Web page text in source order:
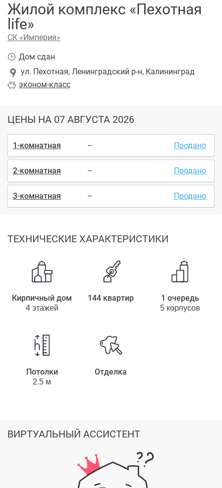
Жилой комплекс «Пехотная
life»
СК «Империя»
эконом-класс
ул. Пехотная, Ленинградский р-н, Калининград
Дом сдан
ЦЕНЫ НА 07 АВГУСТА 2026
1-комнатная – Продано
2-комнатная – Продано
3-комнатная – Продано
ТЕХНИЧЕСКИЕ ХАРАКТЕРИСТИКИ
Кирпичный дом
4 этажей
144 квартир 1 очередь
5 корпусов
Потолки
2.5 м
Отделка
ВИРТУАЛЬНЫЙ АССИСТЕНТ